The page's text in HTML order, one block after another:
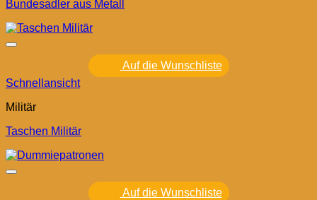
Bundesadler aus Metall
Auf die Wunschliste
Schnellansicht
Militär
Taschen Militär
Auf die Wunschliste